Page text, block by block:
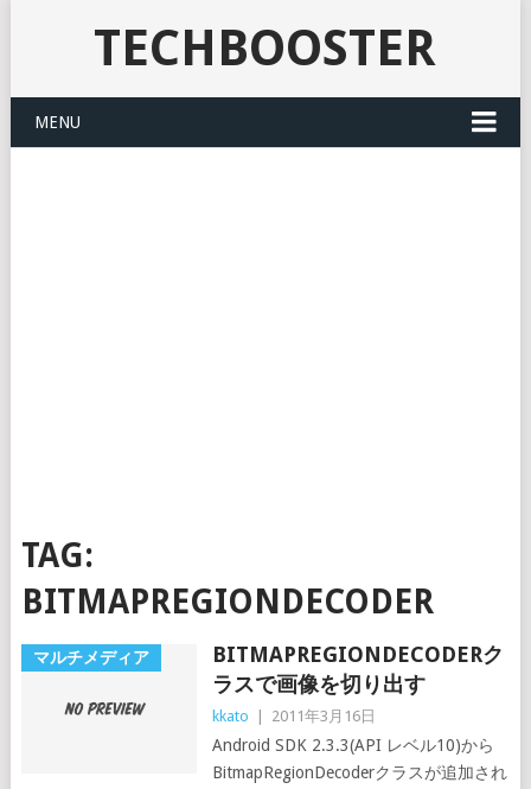
TECHBOOSTER
MENU
TAG:
BITMAPREGIONDECODER
マルチメディア
BITMAPREGIONDECODERク
ラスで画像を切り出す
kkato 2011年3月16日
Android SDK 2.3.3(API レベル10)から
BitmapRegionDecoderクラスが追加され